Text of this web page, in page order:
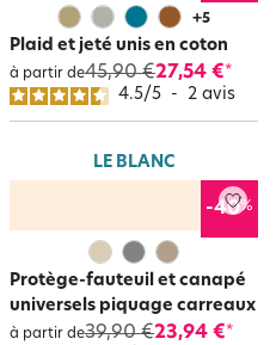
+5
Plaid et jeté unis en coton
à partir de45,90 €27,54 €*
4.5/5 - 2 avis
LE BLANC
-40%
Protège-fauteuil et canapé
universels piquage carreaux
à partir de39,90 €23,94 €*